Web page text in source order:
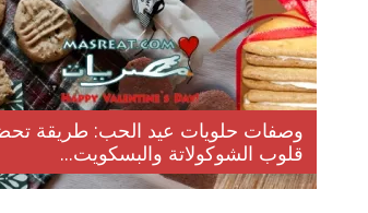
وصفات حلويات عيد الحب: طريقة
قلوب الشوكولاتة والبسكويت...